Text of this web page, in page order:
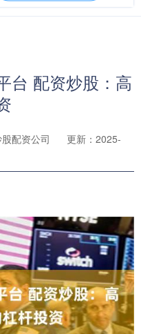
台 配资炒股：高
配资公司
更新：2025-